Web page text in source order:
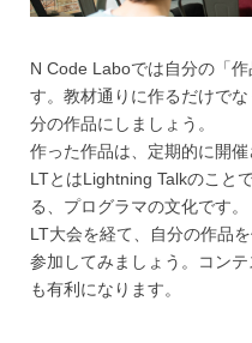
N Code Laboでは自分の「
す。教材通りに作るだけで
分の作品にしましょう。
作った作品は、定期的に開催
LTとはLightning Talkのこと
る、プログラマの文化です。
LT大会を経て、自分の作品
参加してみましょう。コン
も有利になります。